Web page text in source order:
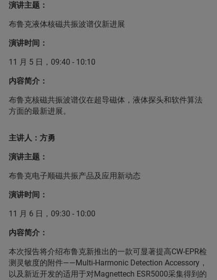
演讲主题：
布鲁克液体核磁共振波谱仪新进展
演讲时间：
11 月 5 日，09:40 - 10:10
内容简介：
布鲁克核磁共振波谱仪在超导磁体，液体探头和软件算法
方面的最新进展。
主讲人：方勇
演讲主题：
布鲁克电子顺磁共振产品及应用新动态
演讲时间：
11 月 6 日，09:30 - 10:00
内容简介：
本次报告将介绍布鲁克新推出的一款可显著提高CW-EPR检
测灵敏度的附件——Multi-Harmonic Detection Accessory，
以及新近开发的适用于对Magnettech ESR5000采集得到的